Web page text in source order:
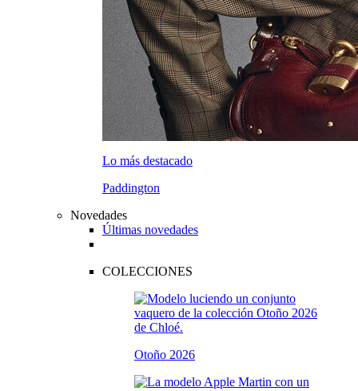
Lo más destacado
Paddington
Novedades
Últimas novedades
COLECCIONES
Otoño 2026